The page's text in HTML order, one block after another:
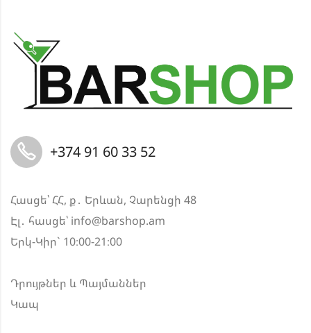
+374 91 60 33 52
Հասցե՝ ՀՀ, ք․ Երևան, Չարենցի 48
Էլ․ հասցե՝ info@barshop.am
Երկ-Կիր` 10։00-21։00
Դրույթներ և Պայմաններ
Կապ